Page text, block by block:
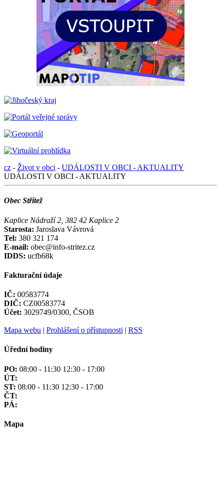
cz - Život v obci - UDÁLOSTI V OBCI - AKTUALITY
UDÁLOSTI V OBCI - AKTUALITY
Obec Střítež
Kaplice Nádraží 2, 382 42 Kaplice 2
Starosta: Jaroslava Vávrová
Tel: 380 321 174
E-mail: obec@info-stritez.cz
IDDS: ucfb68k
Fakturační údaje
IČ: 00583774
DIČ: CZ00583774
Účet: 3029749/0300, ČSOB
Mapa webu | Prohlášení o přístupnosti | RSS
Úřední hodiny
PO: 08:00 - 11:30 12:30 - 17:00
ÚT:
ST: 08:00 - 11:30 12:30 - 17:00
ČT:
PÁ:
Mapa